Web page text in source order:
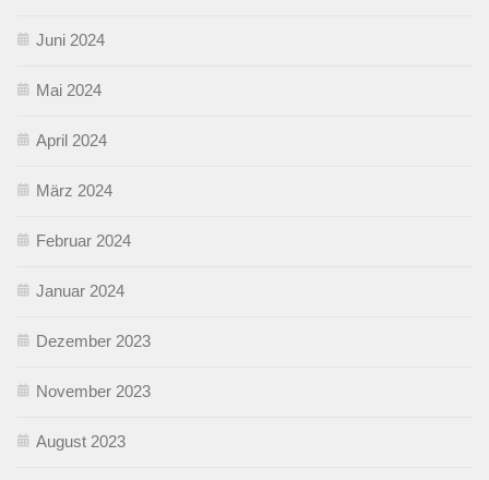
Juni 2024
Mai 2024
April 2024
März 2024
Februar 2024
Januar 2024
Dezember 2023
November 2023
August 2023